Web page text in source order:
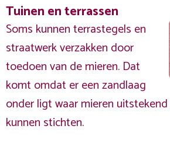
Tuinen en terrassen
Soms kunnen terrastegels en
straatwerk verzakken door
toedoen van de mieren. Dat
komt omdat er een zandlaag
onder ligt waar mieren
kunnen stichten.